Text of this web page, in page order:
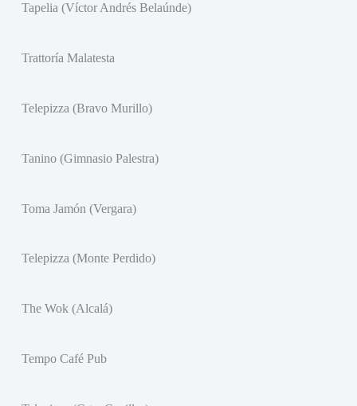
Tapelia (Víctor Andrés Belaúnde)
Trattoría Malatesta
Telepizza (Bravo Murillo)
Tanino (Gimnasio Palestra)
Toma Jamón (Vergara)
Telepizza (Monte Perdido)
The Wok (Alcalá)
Tempo Café Pub